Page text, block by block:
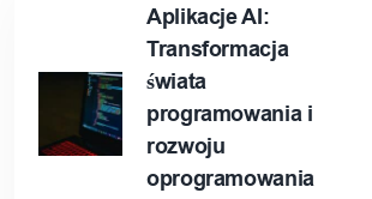
Aplikacje AI:
Transformacja
świata
programowania i
rozwoju
oprogramowania